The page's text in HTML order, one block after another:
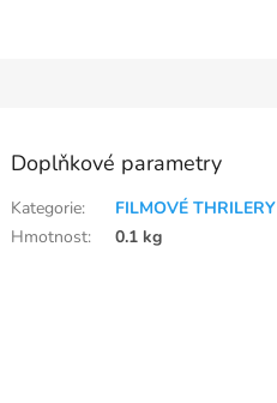
Doplňkové parametry
Kategorie:
FILMOVÉ THRILERY
Hmotnost: 0.1 kg